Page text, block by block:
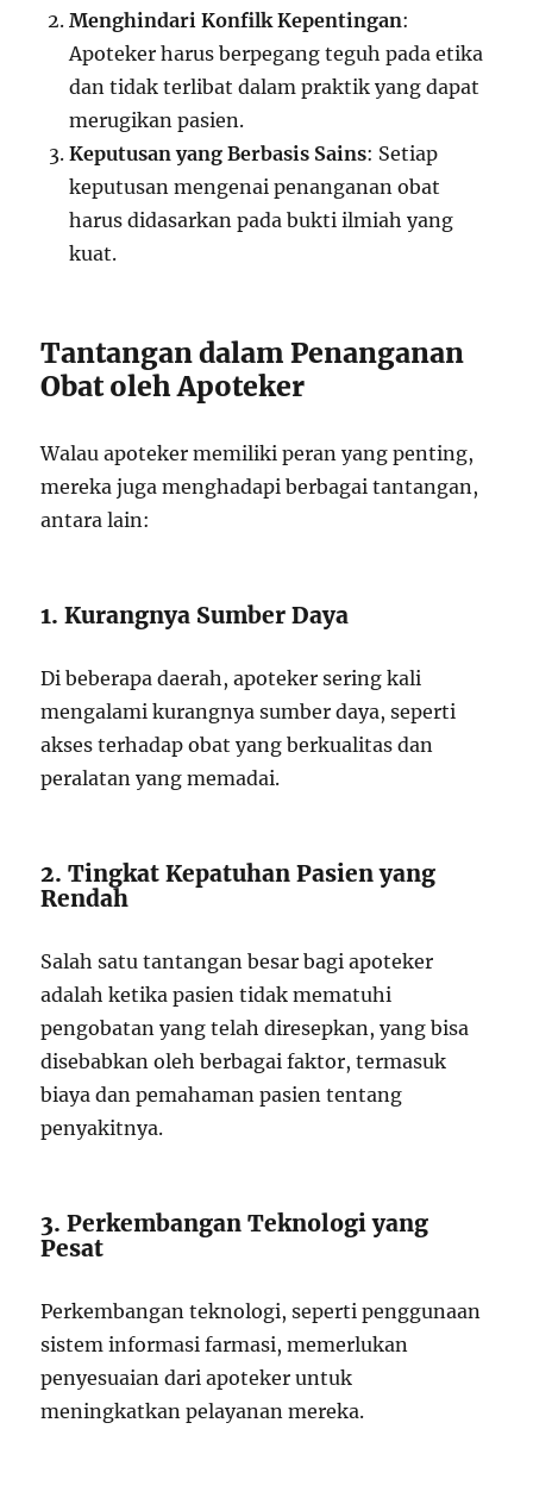
Menghindari Konfilk Kepentingan:
Apoteker harus berpegang teguh pada etika
dan tidak terlibat dalam praktik yang dapat
merugikan pasien.
Keputusan yang Berbasis Sains: Setiap
keputusan mengenai penanganan obat
harus didasarkan pada bukti ilmiah yang
kuat.
Tantangan dalam Penanganan
Obat oleh Apoteker
Walau apoteker memiliki peran yang penting,
mereka juga menghadapi berbagai tantangan,
antara lain:
1. Kurangnya Sumber Daya
Di beberapa daerah, apoteker sering kali
mengalami kurangnya sumber daya, seperti
akses terhadap obat yang berkualitas dan
peralatan yang memadai.
2. Tingkat Kepatuhan Pasien yang
Rendah
Salah satu tantangan besar bagi apoteker
adalah ketika pasien tidak mematuhi
pengobatan yang telah diresepkan, yang bisa
disebabkan oleh berbagai faktor, termasuk
biaya dan pemahaman pasien tentang
penyakitnya.
3. Perkembangan Teknologi yang
Pesat
Perkembangan teknologi, seperti penggunaan
sistem informasi farmasi, memerlukan
penyesuaian dari apoteker untuk
meningkatkan pelayanan mereka.